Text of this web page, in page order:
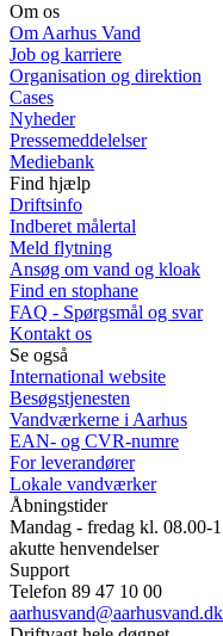
Om os
Om Aarhus Vand
Job og karriere
Organisation og direktion
Cases
Nyheder
Pressemeddelelser
Mediebank
Find hjælp
Driftsinfo
Indberet målertal
Meld flytning
Ansøg om vand og kloak
Find en stophane
FAQ - Spørgsmål og svar
Kontakt os
Se også
International website
Besøgstjenesten
Vandværkerne i Aarhus
EAN- og CVR-numre
For leverandører
Lokale vandværker
Åbningstider
Mandag - fredag kl. 08.00-
akutte henvendelser
Support
Telefon 89 47 10 00
aarhusvand@aarhusvand.dk